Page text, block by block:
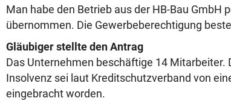
Man habe den Betrieb aus der HB-Bau GmbH
übernommen. Die Gewerbeberechtigung
Gläubiger stellte den Antrag
Das Unternehmen beschäftige 14 Mitarbeiter.
Insolvenz sei laut Kreditschutzverband von
eingebracht worden.